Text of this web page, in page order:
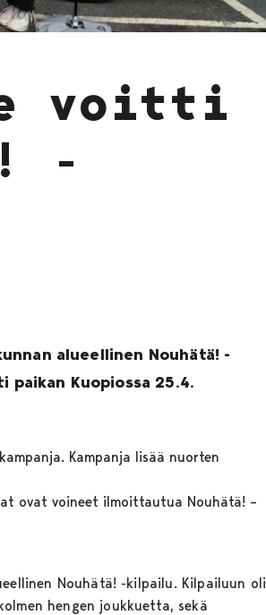
voitti
-
alueellinen Nouhätä! -
paikan Kuopiossa 25.4.
Kampanja lisää nuorten
ovat voineet ilmoittautua Nouhätä! –
Nouhätä! -kilpailu. Kilpailuun oli
hengen joukkuetta, sekä